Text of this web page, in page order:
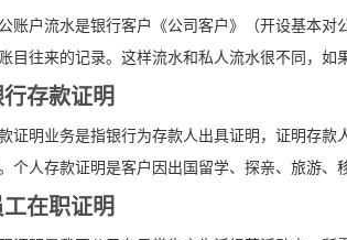
账户流水是银行客户《公司客户》（开设基本
目往来的记录。这样流水和私人流水很不同，如
存款证明
证明业务是指银行为存款人出具证明，证明存
个人存款证明是客户因出国留学、探亲、旅游、
工在职证明